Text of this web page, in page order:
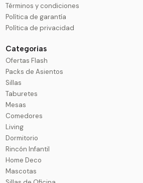
Términos y condiciones
Política de garantía
Política de privacidad
Categorias
Ofertas Flash
Packs de Asientos
Sillas
Taburetes
Mesas
Comedores
Living
Dormitorio
Rincón Infantil
Home Deco
Mascotas